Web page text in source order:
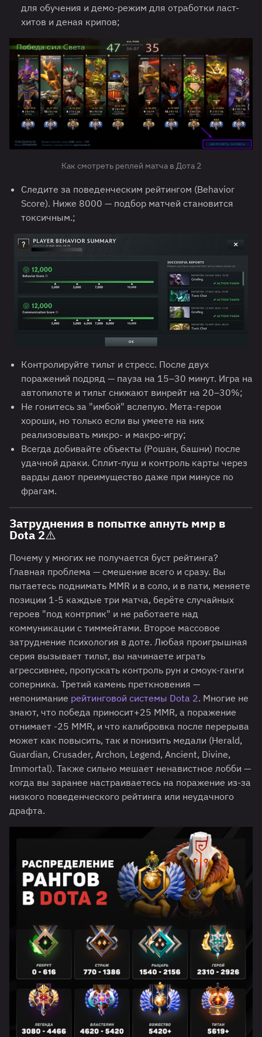
для обучения и демо-режим для отработки ласт-
хитов и деная крипов;
Как смотреть реплей матча в Дота 2
Следите за поведенческим рейтингом (Behavior
Score). Ниже 8000 — подбор матчей становится
токсичным.;
Контролируйте тильт и стресс. После двух
поражений подряд — пауза на 15–30 минут. Игра на
автопилоте и тильт снижают винрейт на 20–30%;
Не гонитесь за "имбой" вслепую. Мета-герои
хороши, но только если вы умеете на них
реализовывать микро- и макро-игру;
Всегда добивайте объекты (Рошан, башни) после
удачной драки. Сплит-пуш и контроль карты через
варды дают преимущество даже при минусе по
фрагам.
Затруднения в попытке апнуть ммр в
Dota 2⚠️
Почему у многих не получается буст рейтинга?
Главная проблема — смешение всего и сразу. Вы
пытаетесь поднимать MMR и в соло, и в пати, меняете
позиции 1-5 каждые три матча, берёте случайных
героев "под контрпик" и не работаете над
коммуникации с тиммейтами. Второе массовое
затруднение психология в доте. Любая проигрышная
серия вызывает тильт, вы начинаете играть
агрессивнее, пропускать контроль рун и смоук-ганги
соперника. Третий камень преткновения —
непонимание рейтинговой системы Dota 2. Многие не
знают, что победа приносит+25 MMR, а поражение
отнимает -25 MMR, и что калибровка после перерыва
может как повысить, так и понизить медали (Herald,
Guardian, Crusader, Archon, Legend, Ancient, Divine,
Immortal). Также сильно мешает ненавистное лобби —
когда вы заранее настраиваетесь на поражение из-за
низкого поведенческого рейтинга или неудачного
драфта.